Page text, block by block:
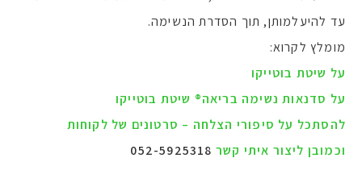
עד להיעלמותן, תוך הסדרת הנשימה.
מומלץ לקרוא:
על שיטת בוטייקו
על סדנאות נשימה בריאה® שיטת בוטייקו
להסתכל על סיפורי הצלחה – סרטונים של לקוחות
וכמובן ליצור איתי קשר